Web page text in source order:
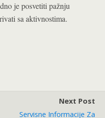
je posvetiti pažnju
sa aktivnostima.
Next Post
Servisne Informacije Za